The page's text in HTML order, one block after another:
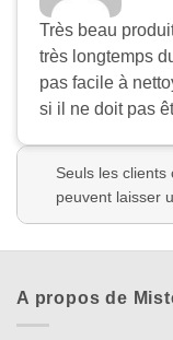
Très beau
très longtemps
pas facile à
si il ne doit pas
Seuls les
peuvent laisser
A propos de